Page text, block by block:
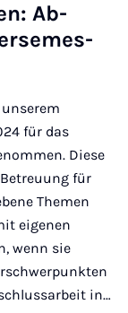
Ab­
für das
Diese
für
Themen
eigenen
wenn sie
in…